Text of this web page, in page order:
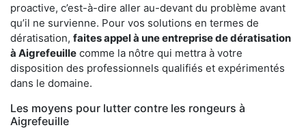
proactive, c’est-à-dire aller au-devant du problème avant
qu’il ne survienne. Pour vos solutions en termes de
dératisation, faites appel à une entreprise de dératisation
à Aigrefeuille comme la nôtre qui mettra à votre
disposition des professionnels qualifiés et expérimentés
dans le domaine.
Les moyens pour lutter contre les rongeurs à
Aigrefeuille